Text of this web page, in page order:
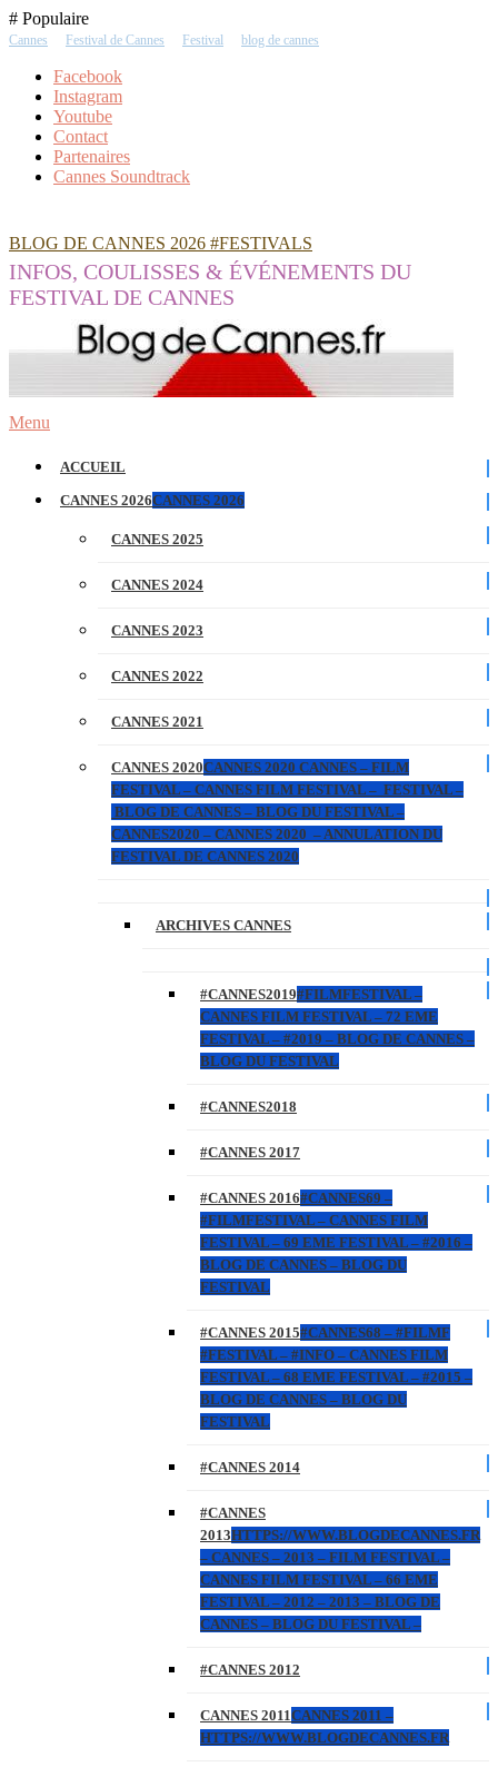
Skip
To
# Populaire
Cannes Festival de Cannes Festival blog de cannes
Facebook
Instagram
Youtube
Contact
Partenaires
Cannes Soundtrack
BLOG DE CANNES 2026 #FESTIVALS
INFOS, COULISSES & ÉVÉNEMENTS DU
FESTIVAL DE CANNES
Menu
ACCUEIL
CANNES 2026CANNES 2026
CANNES 2025
CANNES 2024
CANNES 2023
CANNES 2022
CANNES 2021
CANNES 2020CANNES 2020 CANNES – FILM
FESTIVAL – CANNES FILM FESTIVAL – FESTIVAL –
BLOG DE CANNES – BLOG DU FESTIVAL –
CANNES2020 – CANNES 2020 – ANNULATION DU
FESTIVAL DE CANNES 2020
ARCHIVES CANNES
#CANNES2019#FILMFESTIVAL –
CANNES FILM FESTIVAL – 72 EME
FESTIVAL – #2019 – BLOG DE CANNES –
BLOG DU FESTIVAL
#CANNES2018
#CANNES 2017
#CANNES 2016#CANNES69 –
#FILMFESTIVAL – CANNES FILM
FESTIVAL – 69 EME FESTIVAL – #2016 –
BLOG DE CANNES – BLOG DU
FESTIVAL
#CANNES 2015#CANNES68 – #FILMF
#FESTIVAL – #INFO – CANNES FILM
FESTIVAL – 68 EME FESTIVAL – #2015 –
BLOG DE CANNES – BLOG DU
FESTIVAL
#CANNES 2014
#CANNES
2013HTTPS://WWW.BLOGDECANNES.FR
– CANNES – 2013 – FILM FESTIVAL –
CANNES FILM FESTIVAL – 66 EME
FESTIVAL – 2012 – 2013 – BLOG DE
CANNES – BLOG DU FESTIVAL –
#CANNES 2012
CANNES 2011CANNES 2011 –
HTTPS://WWW.BLOGDECANNES.FR